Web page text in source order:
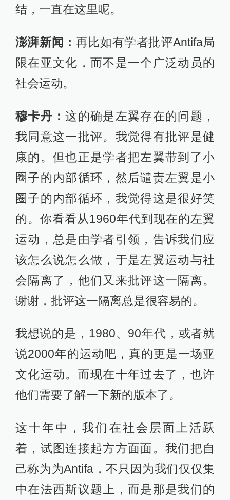
结，一直在这里呢。
澎湃新闻： 再比如有学者批评Antifa局
限在亚文化，而不是一个广泛动员的
社会运动。
穆卡丹：这的确是左翼存在的问题，
我同意这一批评。我觉得有批评是健
康的。但也正是学者把左翼带到了小
圈子的内部循环，然后谴责左翼是小
圈子的内部循环，我觉得这是很好笑
的。你看看从1960年代到现在的左翼
运动，总是由学者引领，告诉我们应
该怎么说怎么做，于是左翼运动与社
会隔离了，他们又来批评这一隔离。
谢谢，批评这一隔离总是很容易的。
我想说的是，1980、90年代，或者就
说2000年的运动吧，真的更是一场亚
文化运动。而现在十年过去了，也许
他们需要了解一下新的版本了。
这十年中，我们在社会层面上活跃
着，试图连接起方方面面。我们把自
己称为为Antifa，不只因为我们仅仅集
中在法西斯议题上，而是那是我们的